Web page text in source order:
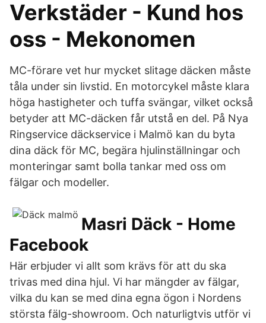
Verkstäder - Kund hos
oss - Mekonomen
MC-förare vet hur mycket slitage däcken måste
tåla under sin livstid. En motorcykel måste klara
höga hastigheter och tuffa svängar, vilket också
betyder att MC-däcken får utstå en del. På Nya
Ringservice däckservice i Malmö kan du byta
dina däck för MC, begära hjulinställningar och
monteringar samt bolla tankar med oss om
fälgar och modeller.
Masri Däck - Home
Facebook
Här erbjuder vi allt som krävs för att du ska
trivas med dina hjul. Vi har mängder av fälgar,
vilka du kan se med dina egna ögon i Nordens
största fälg-showroom. Och naturligtvis utför vi